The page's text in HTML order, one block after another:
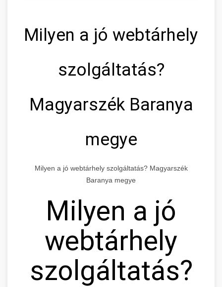
Milyen a jó webtárhely
szolgáltatás?
Magyarszék Baranya
megye
Milyen a jó webtárhely szolgáltatás? Magyarszék
Baranya megye
Milyen a jó
webtárhely
szolgáltatás?